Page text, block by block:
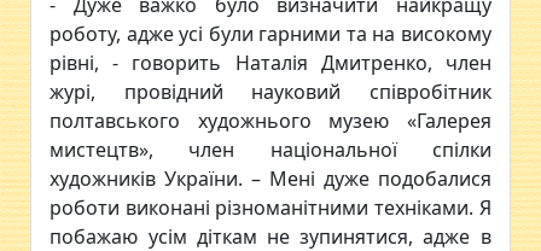
роботу, адже усі були гарними та на високому
рівні, - говорить Наталія Дмитренко, член
журі, провідний науковий співробітник
полтавського художнього музею «Галерея
мистецтв», член національної спілки
художників України. – Мені дуже подобалися
роботи виконані різноманітними техніками. Я
побажаю усім діткам не зупинятися, адже в